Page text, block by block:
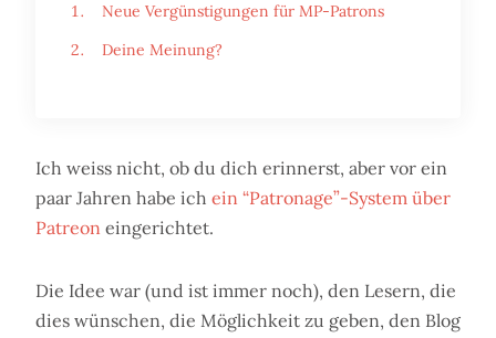
Neue Vergünstigungen für MP-Patrons
Deine Meinung?
Ich weiss nicht, ob du dich erinnerst, aber vor ein
paar Jahren habe ich ein “Patronage”-System über
Patreon eingerichtet.
Die Idee war (und ist immer noch), den Lesern, die
dies wünschen, die Möglichkeit zu geben, den Blog